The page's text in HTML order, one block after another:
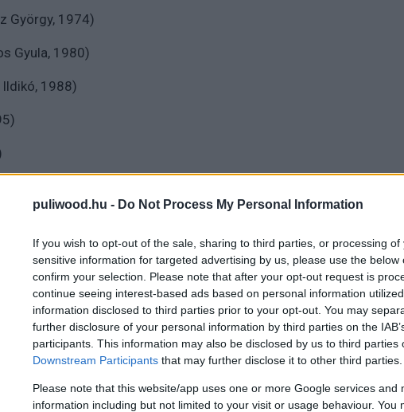
puliwood.hu - Do Not Process My Personal Information
If you wish to opt-out of the sale, sharing to third parties, or processing
sensitive information for targeted advertising by us, please use the below
confirm your selection. Please note that after your opt-out request is
continue seeing interest-based ads based on personal information
information disclosed to third parties prior to your opt-out. You may
further disclosure of your personal information by third parties on the
participants. This information may also be disclosed by us to third parties
Downstream Participants that may further disclose it to other third parties.
Please note that this website/app uses one or more Google services and
information including but not limited to your visit or usage behaviour. You
György, 1974)
Gyula, 1980)
Ildikó, 1988)
1981)
1980)
1924)
1941)
István, 1947)